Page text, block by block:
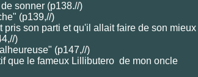
sonner (p138.//)
(p139,//)
son parti et qu'il allait faire de son mieux
)
(p147,//)
que le fameux Lillibutero de mon oncle